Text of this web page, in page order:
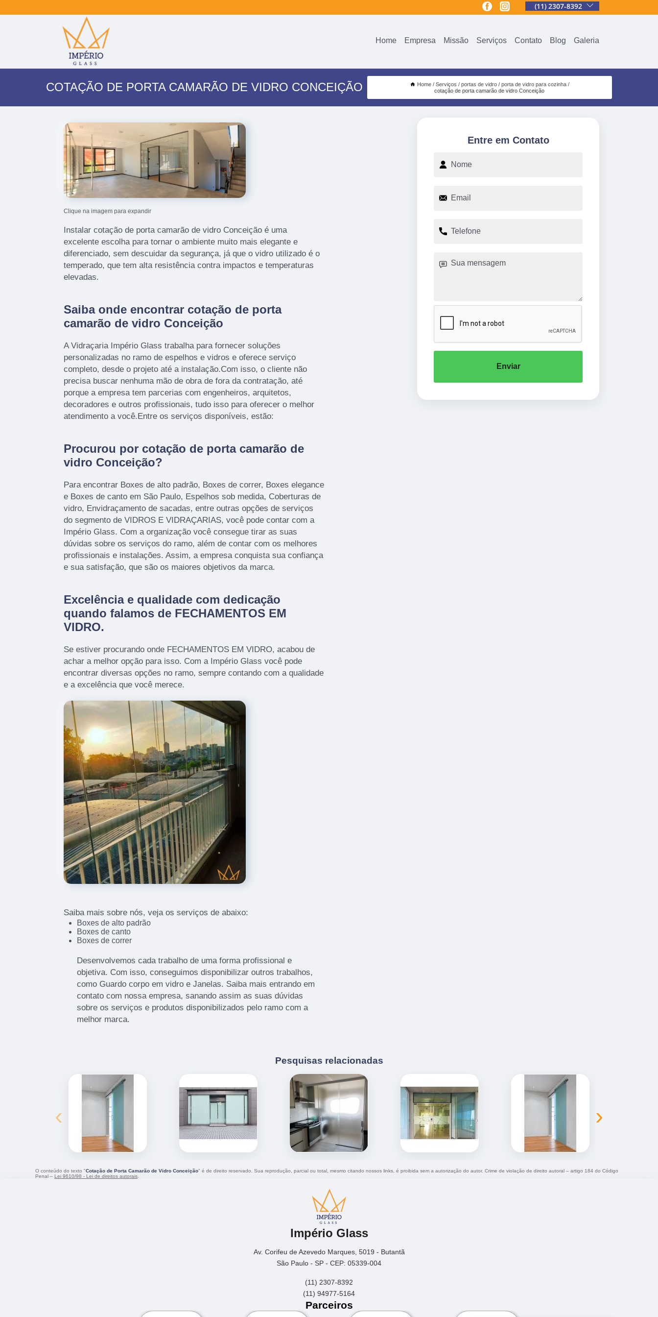
(11) 2307-8392
Home Empresa Missão Serviços Contato Blog Galeria
COTAÇÃO DE PORTA CAMARÃO DE VIDRO CONCEIÇÃO Home Serviços portas de vidro
porta de vidro para cozinha
cotação de porta camarão de vidro Conceição
Clique na imagem para expandir
Instalar cotação de porta camarão de vidro Conceição é uma
excelente escolha para tornar o ambiente muito mais elegante e
diferenciado, sem descuidar da segurança, já que o vidro utilizado é o
temperado, que tem alta resistência contra impactos e temperaturas
elevadas.
Saiba onde encontrar cotação de porta
camarão de vidro Conceição
A Vidraçaria Império Glass trabalha para fornecer soluções
personalizadas no ramo de espelhos e vidros e oferece serviço
completo, desde o projeto até a instalação.Com isso, o cliente não
precisa buscar nenhuma mão de obra de fora da contratação, até
porque a empresa tem parcerias com engenheiros, arquitetos,
decoradores e outros profissionais, tudo isso para oferecer o melhor
atendimento a você.Entre os serviços disponíveis, estão:
Procurou por cotação de porta camarão de
vidro Conceição?
Para encontrar Boxes de alto padrão, Boxes de correr, Boxes elegance
e Boxes de canto em São Paulo, Espelhos sob medida, Coberturas de
vidro, Envidraçamento de sacadas, entre outras opções de serviços
do segmento de VIDROS E VIDRAÇARIAS, você pode contar com a
Império Glass. Com a organização você consegue tirar as suas
dúvidas sobre os serviços do ramo, além de contar com os melhores
profissionais e instalações. Assim, a empresa conquista sua confiança
e sua satisfação, que são os maiores objetivos da marca.
Excelência e qualidade com dedicação
quando falamos de FECHAMENTOS EM
VIDRO.
Se estiver procurando onde FECHAMENTOS EM VIDRO, acabou de
achar a melhor opção para isso. Com a Império Glass você pode
encontrar diversas opções no ramo, sempre contando com a qualidade
e a excelência que você merece.
Saiba mais sobre nós, veja os serviços de abaixo:
Boxes de alto padrão
Boxes de canto
Boxes de correr
Desenvolvemos cada trabalho de uma forma profissional e
objetiva. Com isso, conseguimos disponibilizar outros trabalhos,
como Guardo corpo em vidro e Janelas. Saiba mais entrando em
contato com nossa empresa, sanando assim as suas dúvidas
sobre os serviços e produtos disponibilizados pelo ramo com a
melhor marca.
Entre em Contato
Enviar
Pesquisas relacionadas
‹ ›
O conteúdo do texto "Cotação de Porta Camarão de Vidro Conceição" é de direito reservado. Sua reprodução, parcial ou total, mesmo citando nossos links, é proibida sem a autorização do autor. Crime de violação de direito autoral – artigo 184 do Código
Penal – Lei 9610/98 - Lei de direitos autorais.
Império Glass
Av. Corifeu de Azevedo Marques, 5019 - Butantã
São Paulo - SP - CEP: 05339-004
(11) 2307-8392
(11) 94977-5164
Parceiros